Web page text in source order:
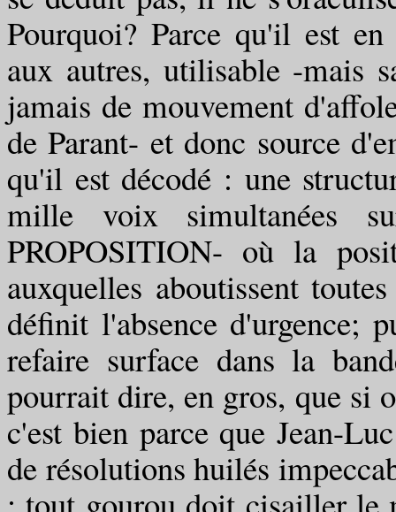
Pourquoi? Parce qu'il est
aux autres, utilisable -mais
jamais de mouvement
de Parant- et donc source
qu'il est décodé : une
mille voix simultanées
PROPOSITION- où la
auxquelles aboutissent
définit l'absence d'urgence;
refaire surface dans la
pourrait dire, en gros, que si
c'est bien parce que Jean-
de résolutions huilés